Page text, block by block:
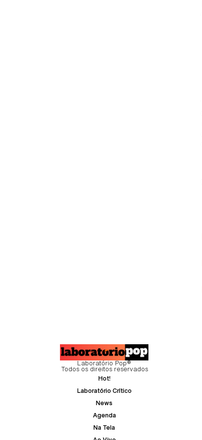
Laboratório Pop®
Todos os direitos reservados
Hot!
Laboratório Crítico
News
Agenda
Na Tela